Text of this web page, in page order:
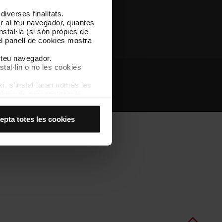
finalitats.
al teu navegador, quantes
(si són pròpies de
panell de cookies mostra
navegador.
o no les cookies
s’instal·laran només les
d’usuari.
totes les cookies
Altres webs de TMB
d'interès Intranet